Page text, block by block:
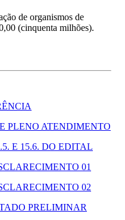
de organismos de
(cinquenta milhões).
PLENO ATENDIMENTO
E 15.6. DO EDITAL
01
02
PRELIMINAR